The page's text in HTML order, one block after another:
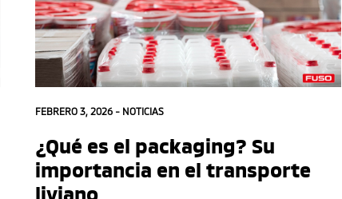
FEBRERO 3, 2026 - NOTICIAS
¿Qué es el packaging? Su
importancia en el transporte
liviano